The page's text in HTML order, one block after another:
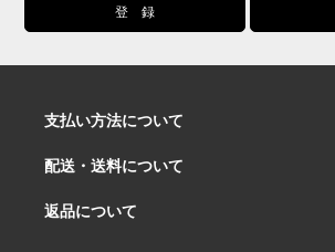
支払い方法について
配送・送料について
返品について